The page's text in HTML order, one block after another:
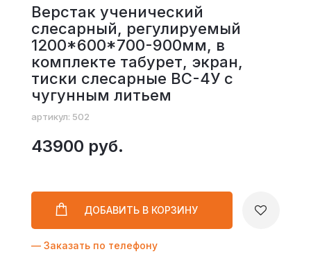
Верстак ученический
слесарный, регулируемый
1200*600*700-900мм, в
комплекте табурет, экран,
тиски слесарные ВС-4У с
чугунным литьем
артикул: 502
43900 руб.
ДОБАВИТЬ В КОРЗИНУ
— Заказать по телефону